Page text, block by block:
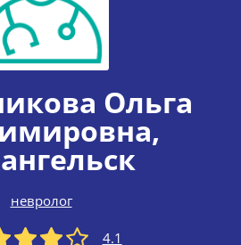
Ольга
,
невролог
4.1